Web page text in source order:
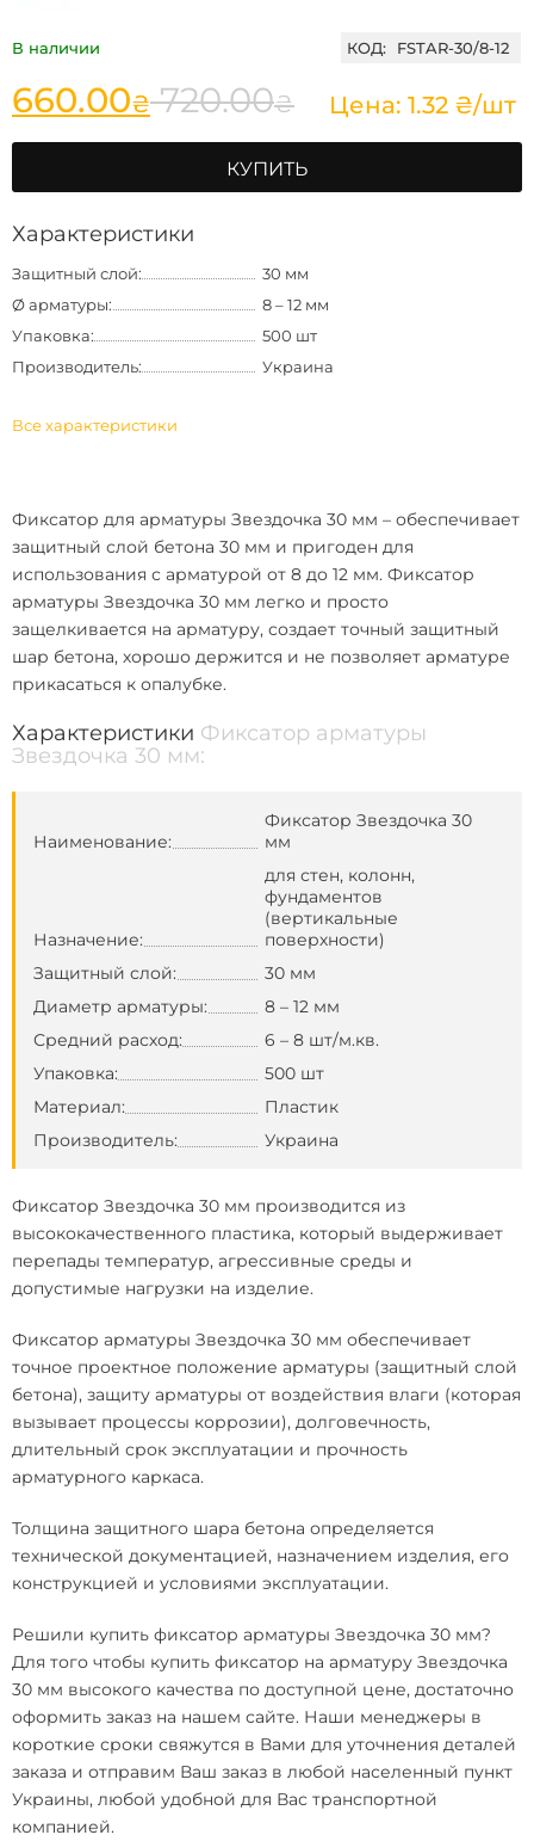
В наличии КОД: FSTAR-30/8-12
660.00₴ 720.00₴ Цена: 1.32 ₴/шт
КУПИТЬ
Характеристики
Защитный слой:
30 мм
Ø арматуры:
8 – 12 мм
Упаковка:
500 шт
Производитель:
Украина
Все характеристики
Фиксатор для арматуры Звездочка 30 мм – обеспечивает
защитный слой бетона 30 мм и пригоден для
использования с арматурой от 8 до 12 мм. Фиксатор
арматуры Звездочка 30 мм легко и просто
защелкивается на арматуру, создает точный защитный
шар бетона, хорошо держится и не позволяет арматуре
прикасаться к опалубке.
Характеристики Фиксатор арматуры
Звездочка 30 мм:
Наименование:
Фиксатор Звездочка 30
мм
Назначение:
для стен, колонн,
фундаментов
(вертикальные
поверхности)
Защитный слой:
30 мм
Диаметр арматуры:
8 – 12 мм
Средний расход:
6 – 8 шт/м.кв.
Упаковка:
500 шт
Материал:
Пластик
Производитель:
Украина
Фиксатор Звездочка 30 мм производится из
высококачественного пластика, который выдерживает
перепады температур, агрессивные среды и
допустимые нагрузки на изделие.
Фиксатор арматуры Звездочка 30 мм обеспечивает
точное проектное положение арматуры (защитный слой
бетона), защиту арматуры от воздействия влаги (которая
вызывает процессы коррозии), долговечность,
длительный срок эксплуатации и прочность
арматурного каркаса.
Толщина защитного шара бетона определяется
технической документацией, назначением изделия, его
конструкцией и условиями эксплуатации.
Решили купить фиксатор арматуры Звездочка 30 мм?
Для того чтобы купить фиксатор на арматуру Звездочка
30 мм высокого качества по доступной цене, достаточно
оформить заказ на нашем сайте. Наши менеджеры в
короткие сроки свяжутся в Вами для уточнения деталей
заказа и отправим Ваш заказ в любой населенный пункт
Украины, любой удобной для Вас транспортной
компанией.